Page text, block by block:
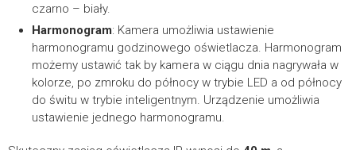
czarno – biały.
Harmonogram: Kamera umożliwia ustawienie
harmonogramu godzinowego oświetlacza. Harmonogram
możemy ustawić tak by kamera w ciągu dnia nagrywała w
kolorze, po zmroku do północy w trybie LED a od północy
do świtu w trybie inteligentnym. Urządzenie umożliwia
ustawienie jednego harmonogramu.